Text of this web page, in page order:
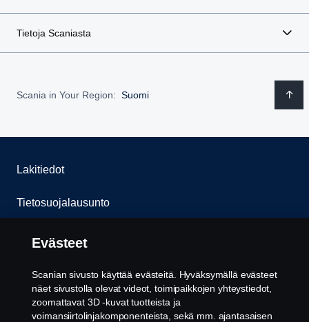
Tietoja Scaniasta
Scania in Your Region: Suomi
Lakitiedot
Tietosuojalausunto
Evästeet
Ota yhteyttä
Whistleblowing -järjestelmä
Evästeet
Scanian sivusto käyttää evästeitä. Hyväksymällä evästeet
näet sivustolla olevat videot, toimipaikkojen yhteystiedot,
zoomattavat 3D -kuvat tuotteista ja
voimansiirtolinjakomponenteista, sekä mm. ajantasaisen